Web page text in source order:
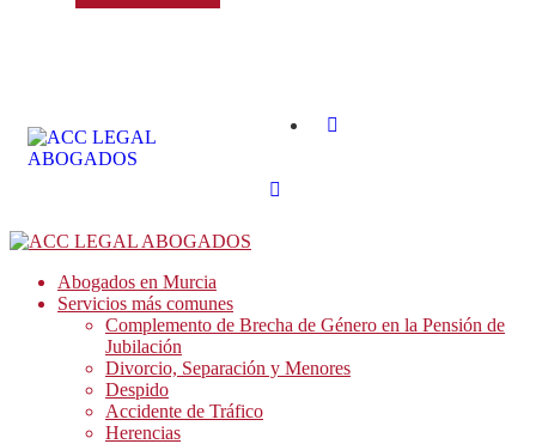
Abogados en Murcia
Servicios más comunes
Complemento de Brecha de Género en la Pensión de
Jubilación
Divorcio, Separación y Menores
Despido
Accidente de Tráfico
Herencias